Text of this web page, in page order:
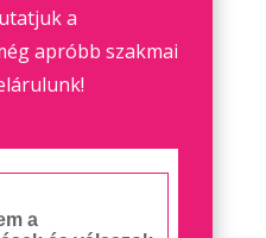
a
apróbb szakmai